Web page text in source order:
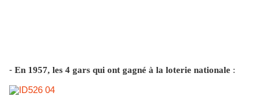
- En 1957, les 4 gars qui ont gagné à la loterie nationale :